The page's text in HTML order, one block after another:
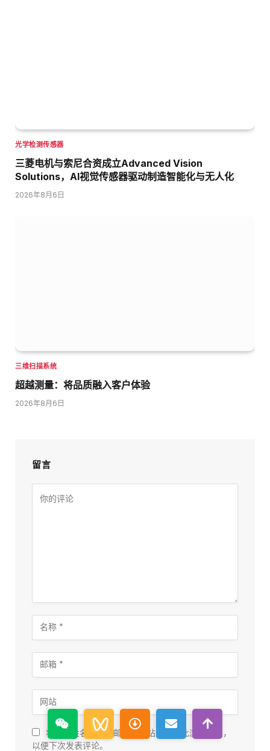
光学检测传感器
三菱电机与索尼合资成立Advanced Vision
Solutions，AI视觉传感器驱动制造智能化与无人化
2026年8月6日
三维扫描系统
超越测量：将品质融入客户体验
2026年8月6日
留言
将我的姓名，电子邮件和网站保存在此浏览器中，
以便下次发表评论。